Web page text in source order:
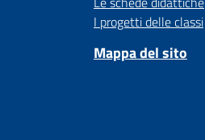
I progetti delle classi
Mappa del sito